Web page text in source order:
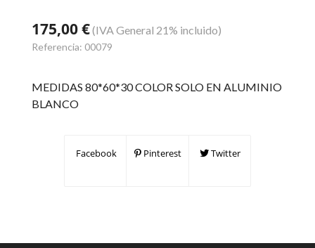
175,00 €(IVA General 21% incluido)
Referencia: 00079
MEDIDAS 80*60*30 COLOR SOLO EN ALUMINIO
BLANCO
Facebook Pinterest Twitter